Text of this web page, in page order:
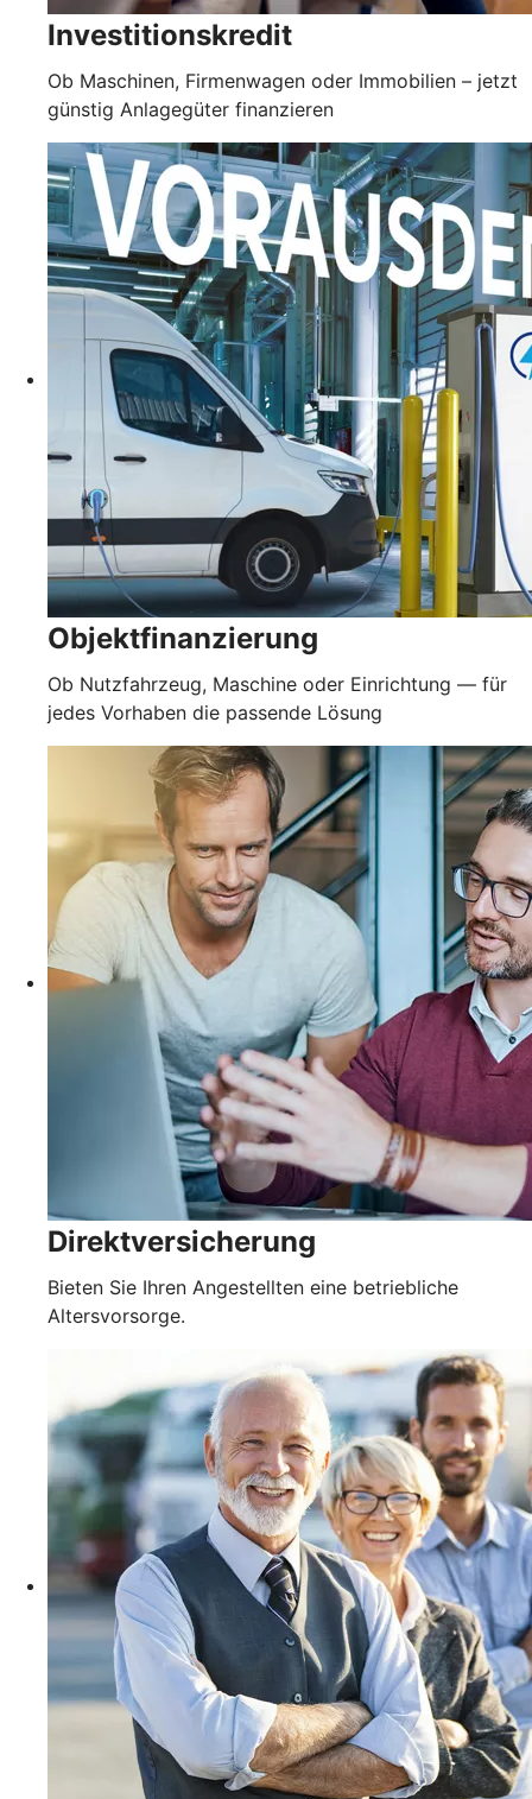
Investitionskredit
Ob Maschinen, Firmenwagen oder Immobilien – jetzt
günstig Anlagegüter finanzieren
Objektfinanzierung
Ob Nutzfahrzeug, Maschine oder Einrichtung — für
jedes Vorhaben die passende Lösung
Direktversicherung
Bieten Sie Ihren Angestellten eine betriebliche
Altersvorsorge.